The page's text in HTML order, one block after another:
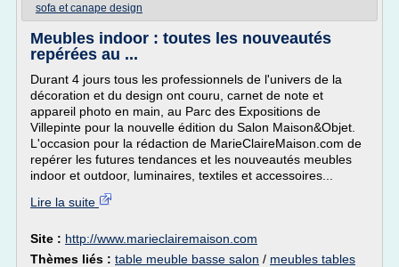
sofa et canape design
Meubles indoor : toutes les nouveautés
repérées au ...
Durant 4 jours tous les professionnels de l'univers de la
décoration et du design ont couru, carnet de note et
appareil photo en main, au Parc des Expositions de
Villepinte pour la nouvelle édition du Salon Maison&Objet.
L'occasion pour la rédaction de MarieClaireMaison.com de
repérer les futures tendances et les nouveautés meubles
indoor et outdoor, luminaires, textiles et accessoires...
Lire la suite
Site : http://www.marieclairemaison.com
Thèmes liés : table meuble basse salon / meubles tables